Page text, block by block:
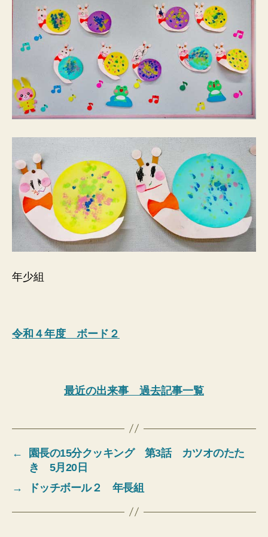
年少組
令和４年度 ボード２
最近の出来事 過去記事一覧
←
園長の15分クッキング 第3話 カツオのたた
き 5月20日
→
ドッチボール２ 年長組